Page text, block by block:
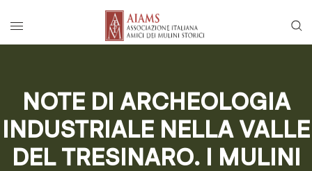
di accesso rapido ai contenuti
al menu di navigazione principale
al contenuto
Menu principale
NOTE DI ARCHEOLOGIA
INDUSTRIALE NELLA VALLE
DEL TRESINARO. I MULINI